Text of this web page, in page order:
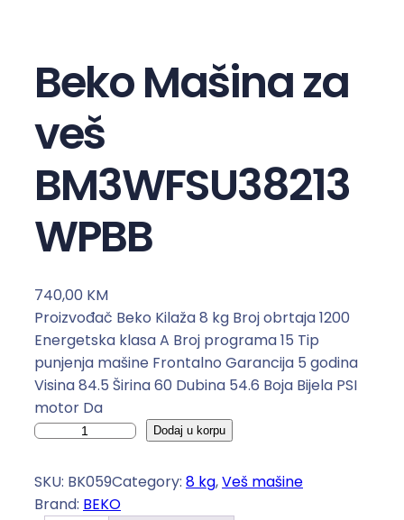
Beko Mašina za
veš
BM3WFSU38213
WPBB
740,00 KM
Proizvođač Beko Kilaža 8 kg Broj obrtaja 1200
Energetska klasa A Broj programa 15 Tip
punjenja mašine Frontalno Garancija 5 godina
Visina 84.5 Širina 60 Dubina 54.6 Boja Bijela PSI
motor Da
B
k
o
Dodaj u korpu
SKU: BK059Category: 8 kg, Veš mašine
Brand: BEKO